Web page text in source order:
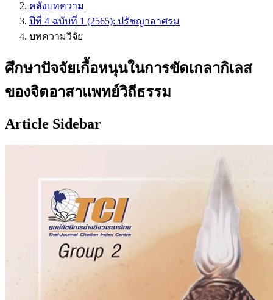
คลังบทความ
ปีที่ 4 ฉบับที่ 1 (2565): ปรัชญาอาศรม
บทความวิจัย
ศึกษาปัจจัยเกื้อหนุนในการขัดเกลากิเลส
ของจิตอาสาแพทย์วิถีธรรม
Article Sidebar